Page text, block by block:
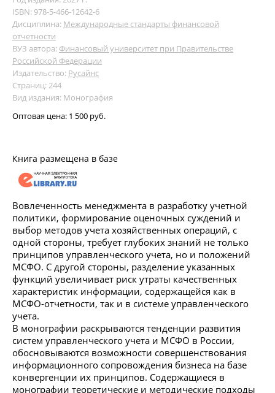
ISBN: 978-5-466-12642-6
Дисциплина: Международные стандарты финансовой
отчетности
ВУЗ автора: Финансовый университет при Правительстве
Российской Федерации
Издательство: Русайнс
Страниц: 244
Вид издания: Монография
Оптовая цена: 1 500 руб.
Книга размещена в базе
Вовлеченность менеджмента в разработку учетной
политики, формирование оценочных суждений и
выбор методов учета хозяйственных операций, с
одной стороны, требует глубоких знаний не только
принципов управленческого учета, но и положений
МСФО. С другой стороны, разделение указанных
функций увеличивает риск утраты качественных
характеристик информации, содержащейся как в
МСФО-отчетности, так и в системе управленческого
учета.
В монографии раскрываются тенденции развития
систем управленческого учета и МСФО в России,
обосновываются возможности совершенствования
информационного сопровождения бизнеса на базе
конвергенции их принципов. Содержащиеся в
монографии теоретические и методические подходы